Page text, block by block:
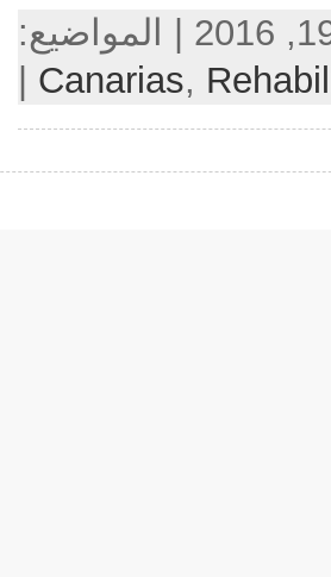
Canarias
|